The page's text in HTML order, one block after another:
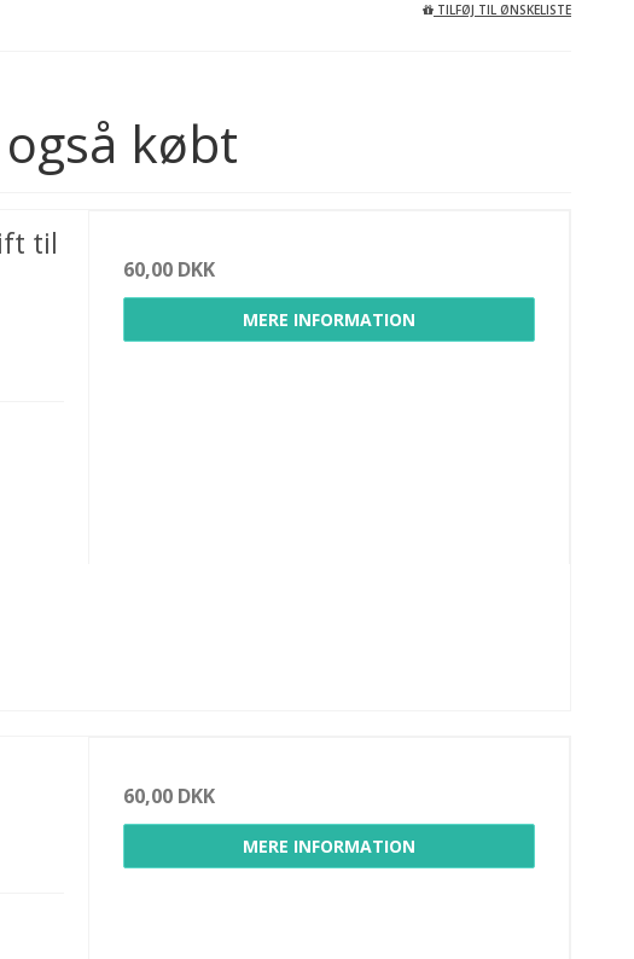
TILFØJ TIL ØNSKELISTE
købt
til
60,00 DKK
MERE INFORMATION
60,00 DKK
MERE INFORMATION